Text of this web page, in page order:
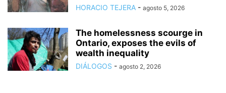
HORACIO TEJERA - agosto 5, 2026
The homelessness scourge in
Ontario, exposes the evils of
wealth inequality
DIÁLOGOS - agosto 2, 2026